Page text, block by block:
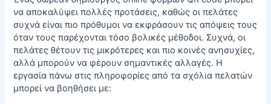
να αποκαλύψει πολλές προτάσεις, καθώς οι πελάτες
συχνά είναι πιο πρόθυμοι να εκφράσουν τις απόψεις τους
όταν τους παρέχονται τόσο βολικές μέθοδοι. Συχνά, οι
πελάτες θέτουν τις μικρότερες και πιο κοινές ανησυχίες,
αλλά μπορούν να φέρουν σημαντικές αλλαγές. Η
εργασία πάνω στις πληροφορίες από τα σχόλια πελατών
μπορεί να βοηθήσει με: